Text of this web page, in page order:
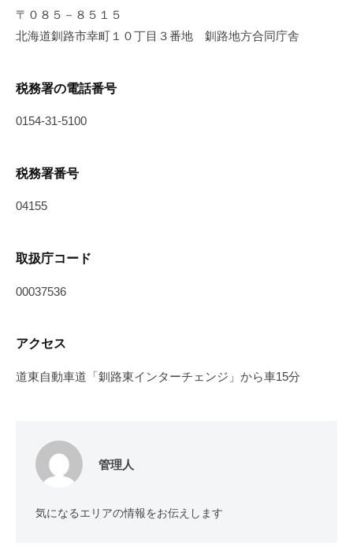
〒０８５－８５１５
北海道釧路市幸町１０丁目３番地 釧路地方合同庁舎
税務署の電話番号
0154-31-5100
税務署番号
04155
取扱庁コード
00037536
アクセス
道東自動車道「釧路東インターチェンジ」から車15分
管理人
気になるエリアの情報をお伝えします